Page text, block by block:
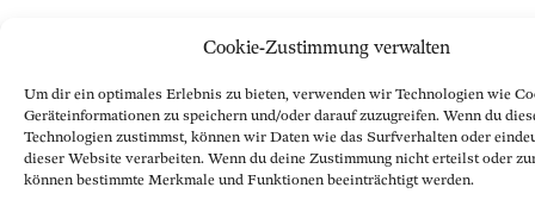
Cookie-Zustimmung verwalten
Um dir ein optimales Erlebnis zu bieten, verwenden wir Technologien wie
Geräteinformationen zu speichern und/oder darauf zuzugreifen. Wenn du
Technologien zustimmst, können wir Daten wie das Surfverhalten oder
dieser Website verarbeiten. Wenn du deine Zustimmung nicht erteilst oder
können bestimmte Merkmale und Funktionen beeinträchtigt werden.